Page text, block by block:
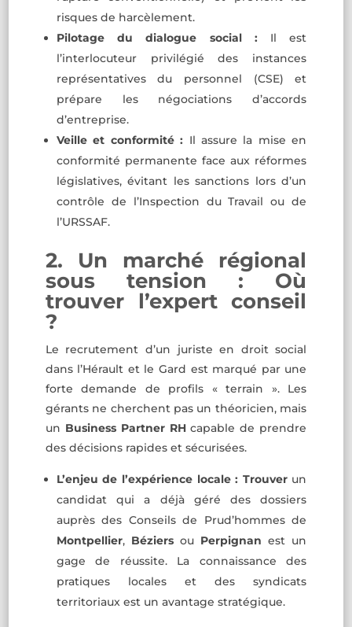
risques de harcèlement.
Pilotage du dialogue social : Il est
l’interlocuteur privilégié des instances
représentatives du personnel (CSE) et
prépare les négociations d’accords
d’entreprise.
Veille et conformité : Il assure la mise en
conformité permanente face aux réformes
législatives, évitant les sanctions lors d’un
contrôle de l’Inspection du Travail ou de
l’URSSAF.
2. Un marché régional
sous tension : Où
trouver l’expert conseil
?
Le recrutement d’un juriste en droit social
dans l’Hérault et le Gard est marqué par une
forte demande de profils « terrain ». Les
gérants ne cherchent pas un théoricien, mais
un Business Partner RHcapable de prendre
des décisions rapides et sécurisées.
L’enjeu de l’expérience locale : Trouverun
candidat qui a déjà géré des dossiers
auprès des Conseils de Prud’hommes de
Montpellier, Béziersou Perpignan est un
gage de réussite. La connaissance des
pratiques locales et des syndicats
territoriaux est un avantage stratégique.